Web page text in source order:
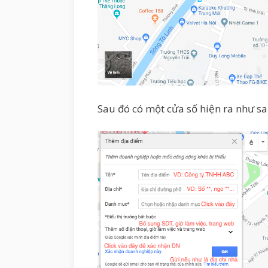
Sau đó có một cửa số hiện ra như